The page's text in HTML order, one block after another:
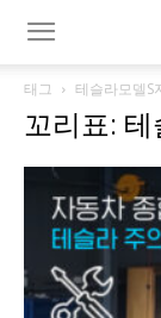
태그 테슬라모델S
꼬리표: